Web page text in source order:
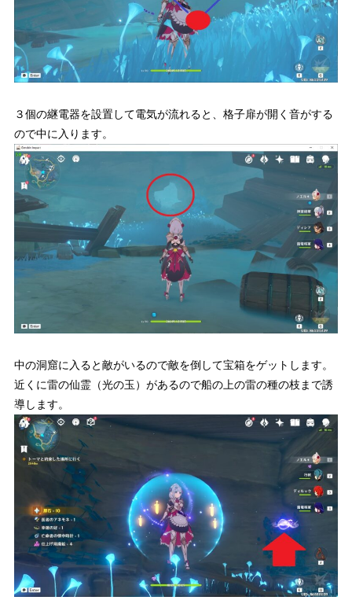
３個の継電器を設置して電気が流れると、格子扉が開く音がする
ので中に入ります。
中の洞窟に入ると敵がいるので敵を倒して宝箱をゲットします。
近くに雷の仙霊（光の玉）があるので船の上の雷の種の枝まで誘
導します。